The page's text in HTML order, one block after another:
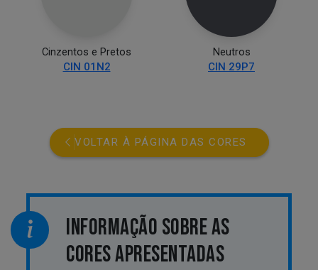
Cinzentos e Pretos
CIN 01N2
Neutros
CIN 29P7
VOLTAR À PÁGINA DAS CORES
INFORMAÇÃO SOBRE AS
CORES APRESENTADAS